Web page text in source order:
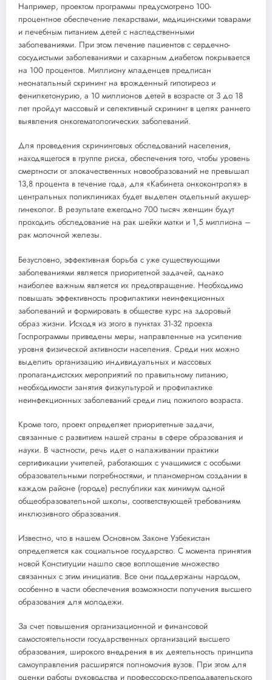
Например, проектом программы предусмотрено 100-
процентное обеспечение лекарствами, медицинскими товарами
и лечебным питанием детей с наследственными
заболеваниями. При этом лечение пациентов с сердечно-
сосудистыми заболеваниями и сахарным диабетом покрывается
на 100 процентов. Миллиону младенцев предписан
неонатальный скрининг на врожденный гипотиреоз и
фенилкетонурию, а 10 миллионов детей в возрасте от 3 до 18
лет пройдут массовый и селективный скрининг в целях раннего
выявления онкогематологических заболеваний.
Для проведения скрининговых обследований населения,
находящегося в группе риска, обеспечения того, чтобы уровень
смертности от злокачественных новообразований не превышал
13,8 процента в течение года, для «Кабинета онкоконтроля» в
центральных поликлиниках будет выделен отдельный акушер-
гинеколог. В результате ежегодно 700 тысяч женщин будут
проходить обследование на рак шейки матки и 1,5 миллиона –
рак молочной железы.
Безусловно, эффективная борьба с уже существующими
заболеваниями является приоритетной задачей, однако
наиболее важным является их предотвращение. Необходимо
повышать эффективность профилактики неинфекционных
заболеваний и формировать в обществе курс на здоровый
образ жизни. Исходя из этого в пунктах 31-32 проекта
Госпрограммы приведены меры, направленные на усиление
уровня физической активности населения. Среди них можно
выделить организацию индивидуальных и массовых
пропагандистских мероприятий по правильному питанию,
необходимости занятия физкультурой и профилактике
неинфекционных заболеваний среди лиц пожилого возраста.
Кроме того, проект определяет приоритетные задачи,
связанные с развитием нашей страны в сфере образования и
науки. В частности, речь идет о налаживании практики
сертификации учителей, работающих с учащимися с особыми
образовательными потребностями, и планомерном создании в
каждом районе (городе) республики как минимум одной
общеобразовательной школы, соответствующей требованиям
инклюзивного образования.
Известно, что в нашем Основном Законе Узбекистан
определяется как социальное государство. С момента принятия
новой Конституции нашло свое воплощение множество
связанных с этим инициатив. Все они поддержаны народом,
особенно в части обеспечения возможности получения высшего
образования для молодежи.
За счет повышения организационной и финансовой
самостоятельности государственных организаций высшего
образования, широкого внедрения в их деятельность принципа
самоуправления расширятся полномочия вузов. При этом для
оценки работы руководства и профессорско-преподавательского